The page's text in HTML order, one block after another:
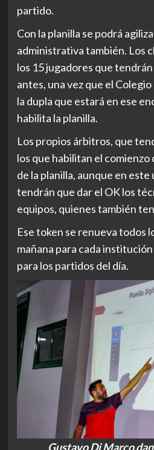
partido.
Con la planilla se podrá
administrativa también. Los
los 15 jugadores que
antes, una vez que el
la dupla que estará en ese
habilita la planilla.
Los propios árbitros, que
los que habilitan el
de la planilla, aunque en
tendrán que dar el OK los
equipos, quienes también
Ese token se renueva todos
mañana para cada
para los partidos del día.
Gustavo Di Marco